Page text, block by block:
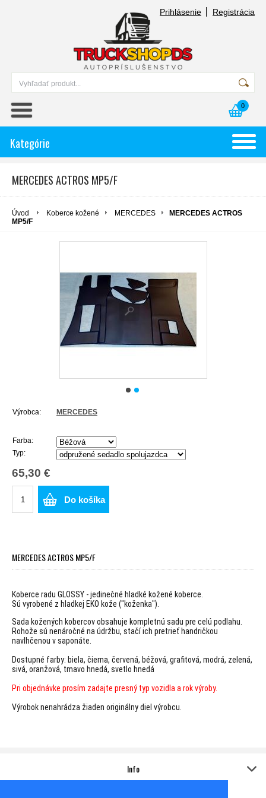
Prihlásenie Registrácia
0
Kategórie
MERCEDES ACTROS MP5/F
Úvod Koberce kožené MERCEDES
MERCEDES ACTROS
MP5/F
Výrobca: MERCEDES
Farba:
Typ:
65,30 €
Do košíka
MERCEDES ACTROS MP5/F
Koberce radu GLOSSY - jedinečné hladké kožené koberce.
Sú vyrobené z hladkej EKO kože ("koženka").
Sada kožených kobercov obsahuje kompletnú sadu pre celú podlahu.
Rohože sú nenáročné na údržbu, stačí ich pretrieť handričkou
navlhčenou v saponáte.
Dostupné farby: biela, čierna, červená, béžová, grafitová, modrá, zelená,
sivá, oranžová, tmavo hnedá, svetlo hnedá
Pri objednávke prosím zadajte presný typ vozidla a rok výroby.
Výrobok nenahrádza žiaden originálny diel výrobcu.
Info